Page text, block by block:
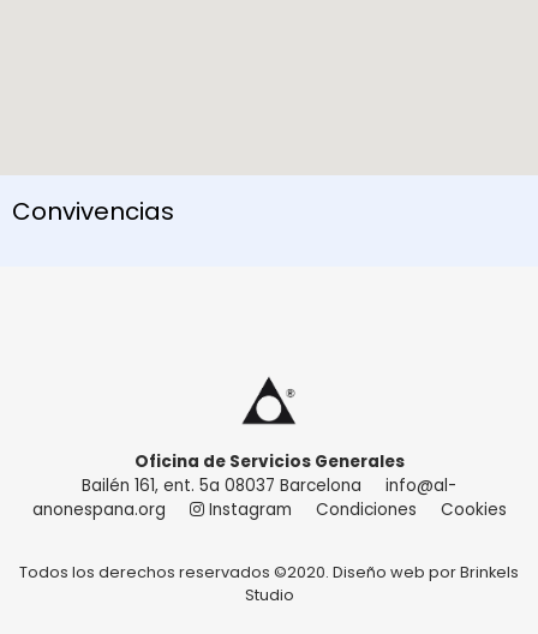
Convivencias
Oficina de Servicios Generales
Bailén 161, ent. 5a 08037 Barcelona
info@al-
anonespana.org
Instagram Condiciones Cookies
Todos los derechos reservados ©2020. Diseño web porBrinkels
Studio